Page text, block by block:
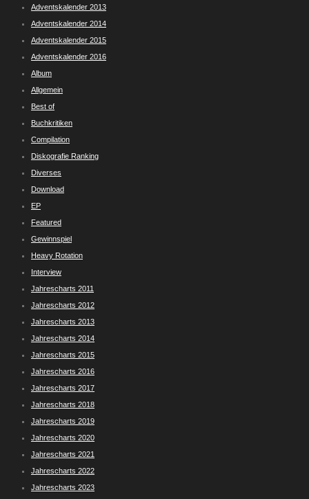
Adventskalender 2013
Adventskalender 2014
Adventskalender 2015
Adventskalender 2016
Album
Allgemein
Best of
Buchkritiken
Compilation
Diskografie Ranking
Diverses
Download
EP
Featured
Gewinnspiel
Heavy Rotation
Interview
Jahrescharts 2011
Jahrescharts 2012
Jahrescharts 2013
Jahrescharts 2014
Jahrescharts 2015
Jahrescharts 2016
Jahrescharts 2017
Jahrescharts 2018
Jahrescharts 2019
Jahrescharts 2020
Jahrescharts 2021
Jahrescharts 2022
Jahrescharts 2023